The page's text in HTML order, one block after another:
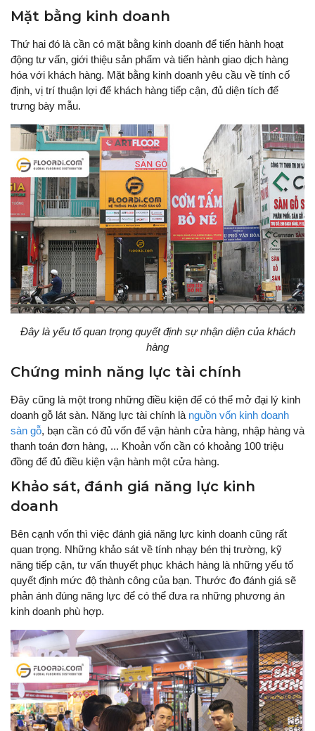
Mặt bằng kinh doanh
Thứ hai đó là cần có mặt bằng kinh doanh để tiến hành hoạt
động tư vấn, giới thiệu sản phẩm và tiến hành giao dịch hàng
hóa với khách hàng. Mặt bằng kinh doanh yêu cầu về tính cố
định, vị trí thuận lợi để khách hàng tiếp cận, đủ diện tích để
trưng bày mẫu.
Đây là yếu tố quan trọng quyết định sự nhận diện của khách
hàng
Chứng minh năng lực tài chính
Đây cũng là một trong những điều kiện để có thể mở đại lý kinh
doanh gỗ lát sàn. Năng lực tài chính là nguồn vốn kinh doanh
sàn gỗ, bạn cần có đủ vốn để vận hành cửa hàng, nhập hàng và
thanh toán đơn hàng, ... Khoản vốn cần có khoảng 100 triệu
đồng để đủ điều kiện vận hành một cửa hàng.
Khảo sát, đánh giá năng lực kinh
doanh
Bên cạnh vốn thì việc đánh giá năng lực kinh doanh cũng rất
quan trọng. Những khảo sát về tính nhạy bén thị trường, kỹ
năng tiếp cận, tư vấn thuyết phục khách hàng là những yếu tố
quyết định mức độ thành công của bạn. Thước đo đánh giá sẽ
phản ánh đúng năng lực để có thể đưa ra những phương án
kinh doanh phù hợp.